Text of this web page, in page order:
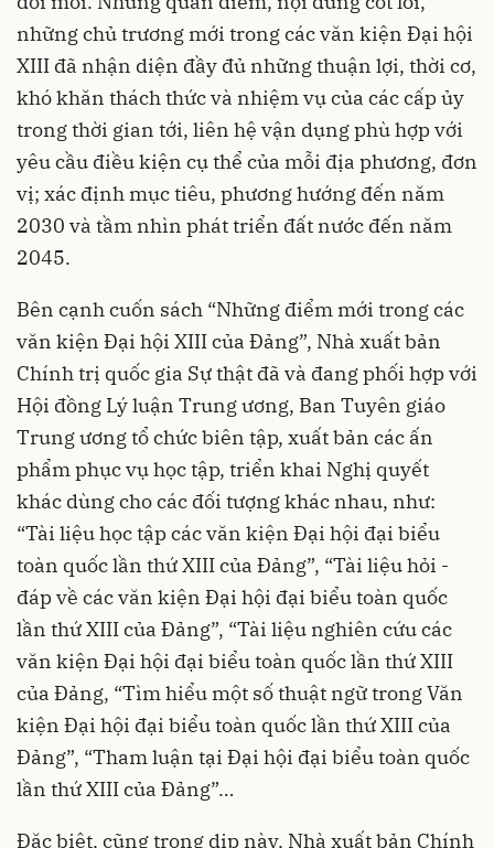
những chủ trương mới trong các văn kiện Đại hội
XIII đã nhận diện đầy đủ những thuận lợi, thời cơ,
khó khăn thách thức và nhiệm vụ của các cấp ủy
trong thời gian tới, liên hệ vận dụng phù hợp với
yêu cầu điều kiện cụ thể của mỗi địa phương, đơn
vị; xác định mục tiêu, phương hướng đến năm
2030 và tầm nhìn phát triển đất nước đến năm
2045.
Bên cạnh cuốn sách “Những điểm mới trong các
văn kiện Đại hội XIII của Đảng”, Nhà xuất bản
Chính trị quốc gia Sự thật đã và đang phối hợp với
Hội đồng Lý luận Trung ương, Ban Tuyên giáo
Trung ương tổ chức biên tập, xuất bản các ấn
phẩm phục vụ học tập, triển khai Nghị quyết
khác dùng cho các đối tượng khác nhau, như:
“Tài liệu học tập các văn kiện Đại hội đại biểu
toàn quốc lần thứ XIII của Đảng”, “Tài liệu hỏi -
đáp về các văn kiện Đại hội đại biểu toàn quốc
lần thứ XIII của Đảng”, “Tài liệu nghiên cứu các
văn kiện Đại hội đại biểu toàn quốc lần thứ XIII
của Đảng, “Tìm hiểu một số thuật ngữ trong Văn
kiện Đại hội đại biểu toàn quốc lần thứ XIII của
Đảng”, “Tham luận tại Đại hội đại biểu toàn quốc
lần thứ XIII của Đảng”…
Đặc biệt, cũng trong dịp này, Nhà xuất bản Chính